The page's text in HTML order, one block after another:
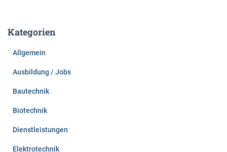
n
Kategorien
Allgemein
Ausbildung / Jobs
Bautechnik
Biotechnik
Dienstleistungen
Elektrotechnik